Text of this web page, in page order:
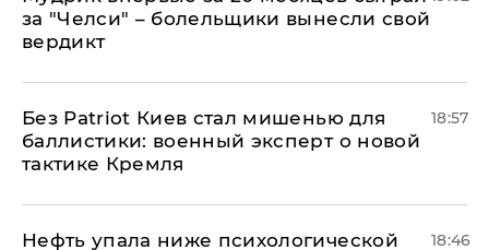
за "Челси" – болельщики вынесли свой
вердикт
​Без Patriot Киев стал мишенью для
баллистики: военный эксперт о новой
тактике Кремля
18:57
Нефть упала ниже психологической
18:46